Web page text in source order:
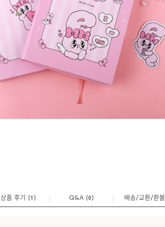
상품 후기 (1 ) Q&A (0) 배송/교환/환불